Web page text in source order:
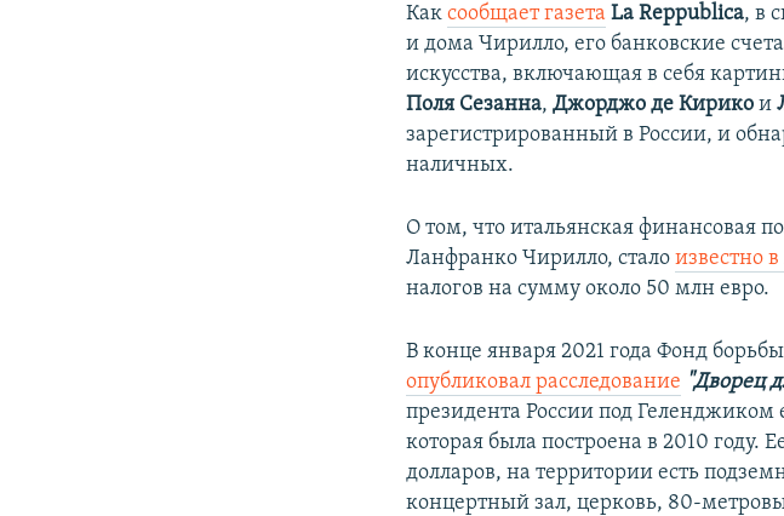
Каксообщает газета La Reppublica, в
и дома Чирилло, его банковские
искусства, включающая в себя
Поля Сезанна,Джорджо де Кирико и
зарегистрированный в России, и
наличных.
О том, что итальянская финансовая
Ланфранко Чирилло, сталоизвестно
налогов на сумму около 50 млн евро.
В конце января 2021 года Фонд
опубликовал расследование "Дворец
президента России под Геленджиком
которая была построена в 2010 году.
долларов, на территории есть
концертный зал, церковь, 80-